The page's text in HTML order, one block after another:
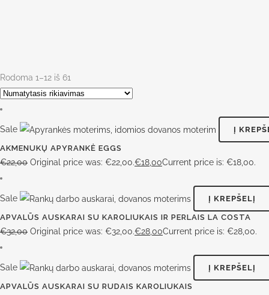
Rodoma 1–12 iš 61
Sale Į
AKMENUKŲ APYRANKĖ EGGS
€22,00 Original price was: €22,00.€18,00Current price is: €18,00.
Sale Į KREPŠELĮ
APVALŪS AUSKARAI SU KAROLIUKAIS IR PERLAIS LA COSTA
€32,00 Original price was: €32,00.€28,00Current price is: €28,00.
Sale Į KREPŠELĮ
APVALŪS AUSKARAI SU RUDAIS KAROLIUKAIS